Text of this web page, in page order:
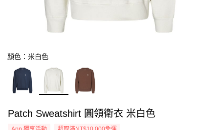
顏色：米白色
Patch Sweatshirt 圓領衛衣 米白色